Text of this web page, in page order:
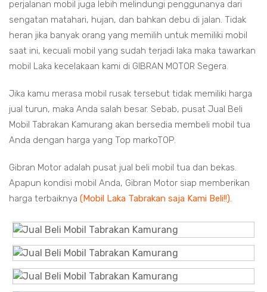
perjalanan mobil juga lebih melindungi penggunanya dari
sengatan matahari, hujan, dan bahkan debu di jalan. Tidak
heran jika banyak orang yang memilih untuk memiliki mobil
saat ini, kecuali mobil yang sudah terjadi laka maka tawarkan
mobil Laka kecelakaan kami di GIBRAN MOTOR Segera.
Jika kamu merasa mobil rusak tersebut tidak memiliki harga
jual turun, maka Anda salah besar. Sebab, pusat Jual Beli
Mobil Tabrakan Kamurang akan bersedia membeli mobil tua
Anda dengan harga yang Top markoTOP.
Gibran Motor adalah pusat jual beli mobil tua dan bekas.
Apapun kondisi mobil Anda, Gibran Motor siap memberikan
harga terbaiknya (Mobil Laka Tabrakan saja Kami Beli!!).